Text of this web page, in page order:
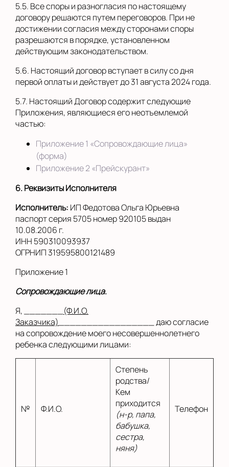
5.5. Все споры и разногласия по настоящему
договору решаются путем переговоров. При не
достижении согласия между сторонами споры
разрешаются в порядке, установленном
действующим законодательством.
5.6. Настоящий договор вступает в силу со дня
первой оплаты и действует до 31 августа 2024 года.
5.7. Настоящий Договор содержит следующие
Приложения, являющиеся его неотъемлемой
частью:
Приложение 1 «Сопровождающие лица»
(форма)
Приложение 2 «Прейскурант»
6. Реквизиты Исполнителя
Исполнитель: ИП Федотова Ольга Юрьевна
паспорт серия 5705 номер 920105 выдан
10.08.2006 г.
ИНН 590310093937
ОГРНИП 319595800121489
Приложение 1
Сопровождающие лица.
Я, _______ (Ф.И.О.
Заказчика) _________________ даю согласие
на сопровождение моего несовершеннолетнего
ребенка следующими лицами:
№ Ф.И.О.
Степень
родства/
Кем
приходится
(н-р, папа,
бабушка,
сестра,
няня)
Телефон